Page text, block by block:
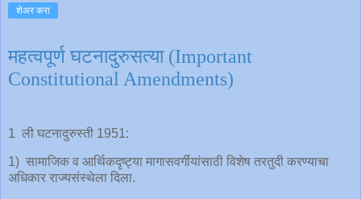
शेअर करा
महत्वपूर्ण घटनादुरुसत्या (Important
Constitutional Amendments)
1 ली घटनादुरुस्ती 1951:
1) सामाजिक व आर्थिकदृष्ट्या मागासवर्गीयांसाठी विशेष तरतुदी करण्याचा
अधिकार राज्यसंस्थेला दिला.